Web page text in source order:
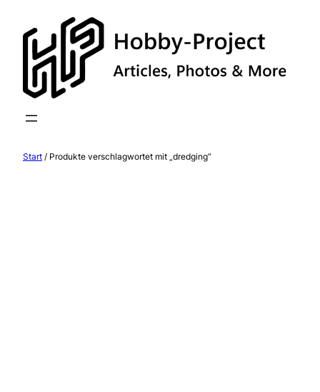
Inhalt
springen
Start / Produkte verschlagwortet mit „dredging“